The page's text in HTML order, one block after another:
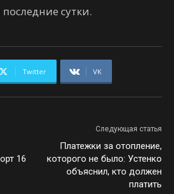
сутки.
Twitter VK
16
Следующая статья
Платежки за отопление,
которого не было: Устенко
объяснил, кто должен
платить